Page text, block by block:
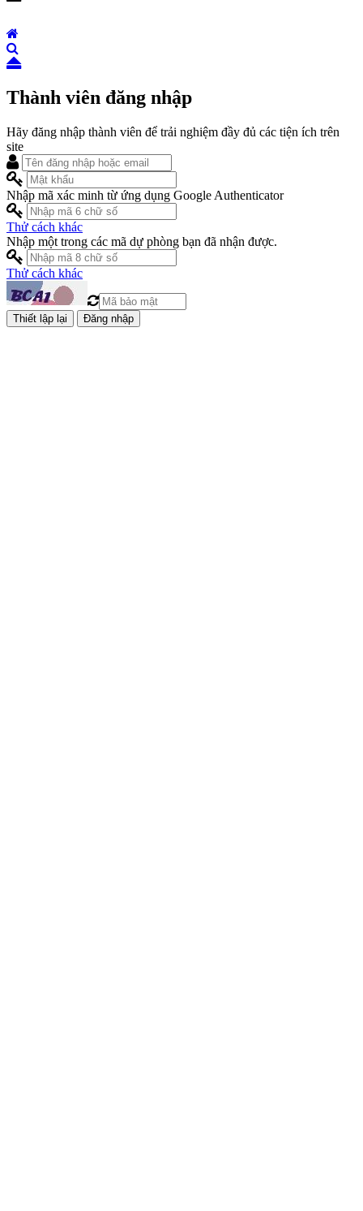
Thành viên đăng nhập
Hãy đăng nhập thành viên để trải nghiệm đầy đủ các tiện ích trên
site
Nhập mã xác minh từ ứng dụng Google Authenticator
Thử cách khác
Nhập một trong các mã dự phòng bạn đã nhận được.
Thử cách khác
Đăng nhập